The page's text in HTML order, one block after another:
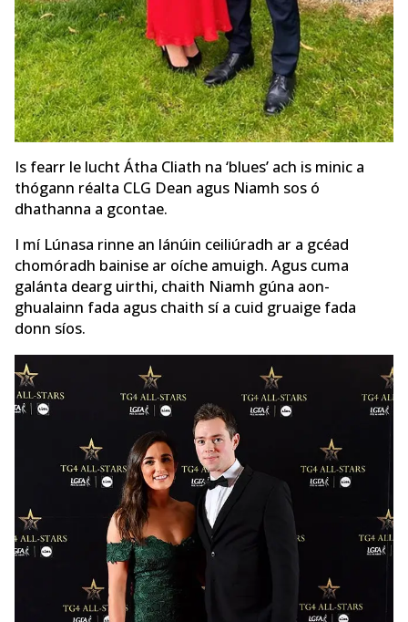
Is fearr le lucht Átha Cliath na ‘blues’ ach is minic a
thógann réalta CLG Dean agus Niamh sos ó
dhathanna a gcontae.
I mí Lúnasa rinne an lánúin ceiliúradh ar a gcéad
chomóradh bainise ar oíche amuigh. Agus cuma
galánta dearg uirthi, chaith Niamh gúna aon-
ghualainn fada agus chaith sí a cuid gruaige fada
donn síos.